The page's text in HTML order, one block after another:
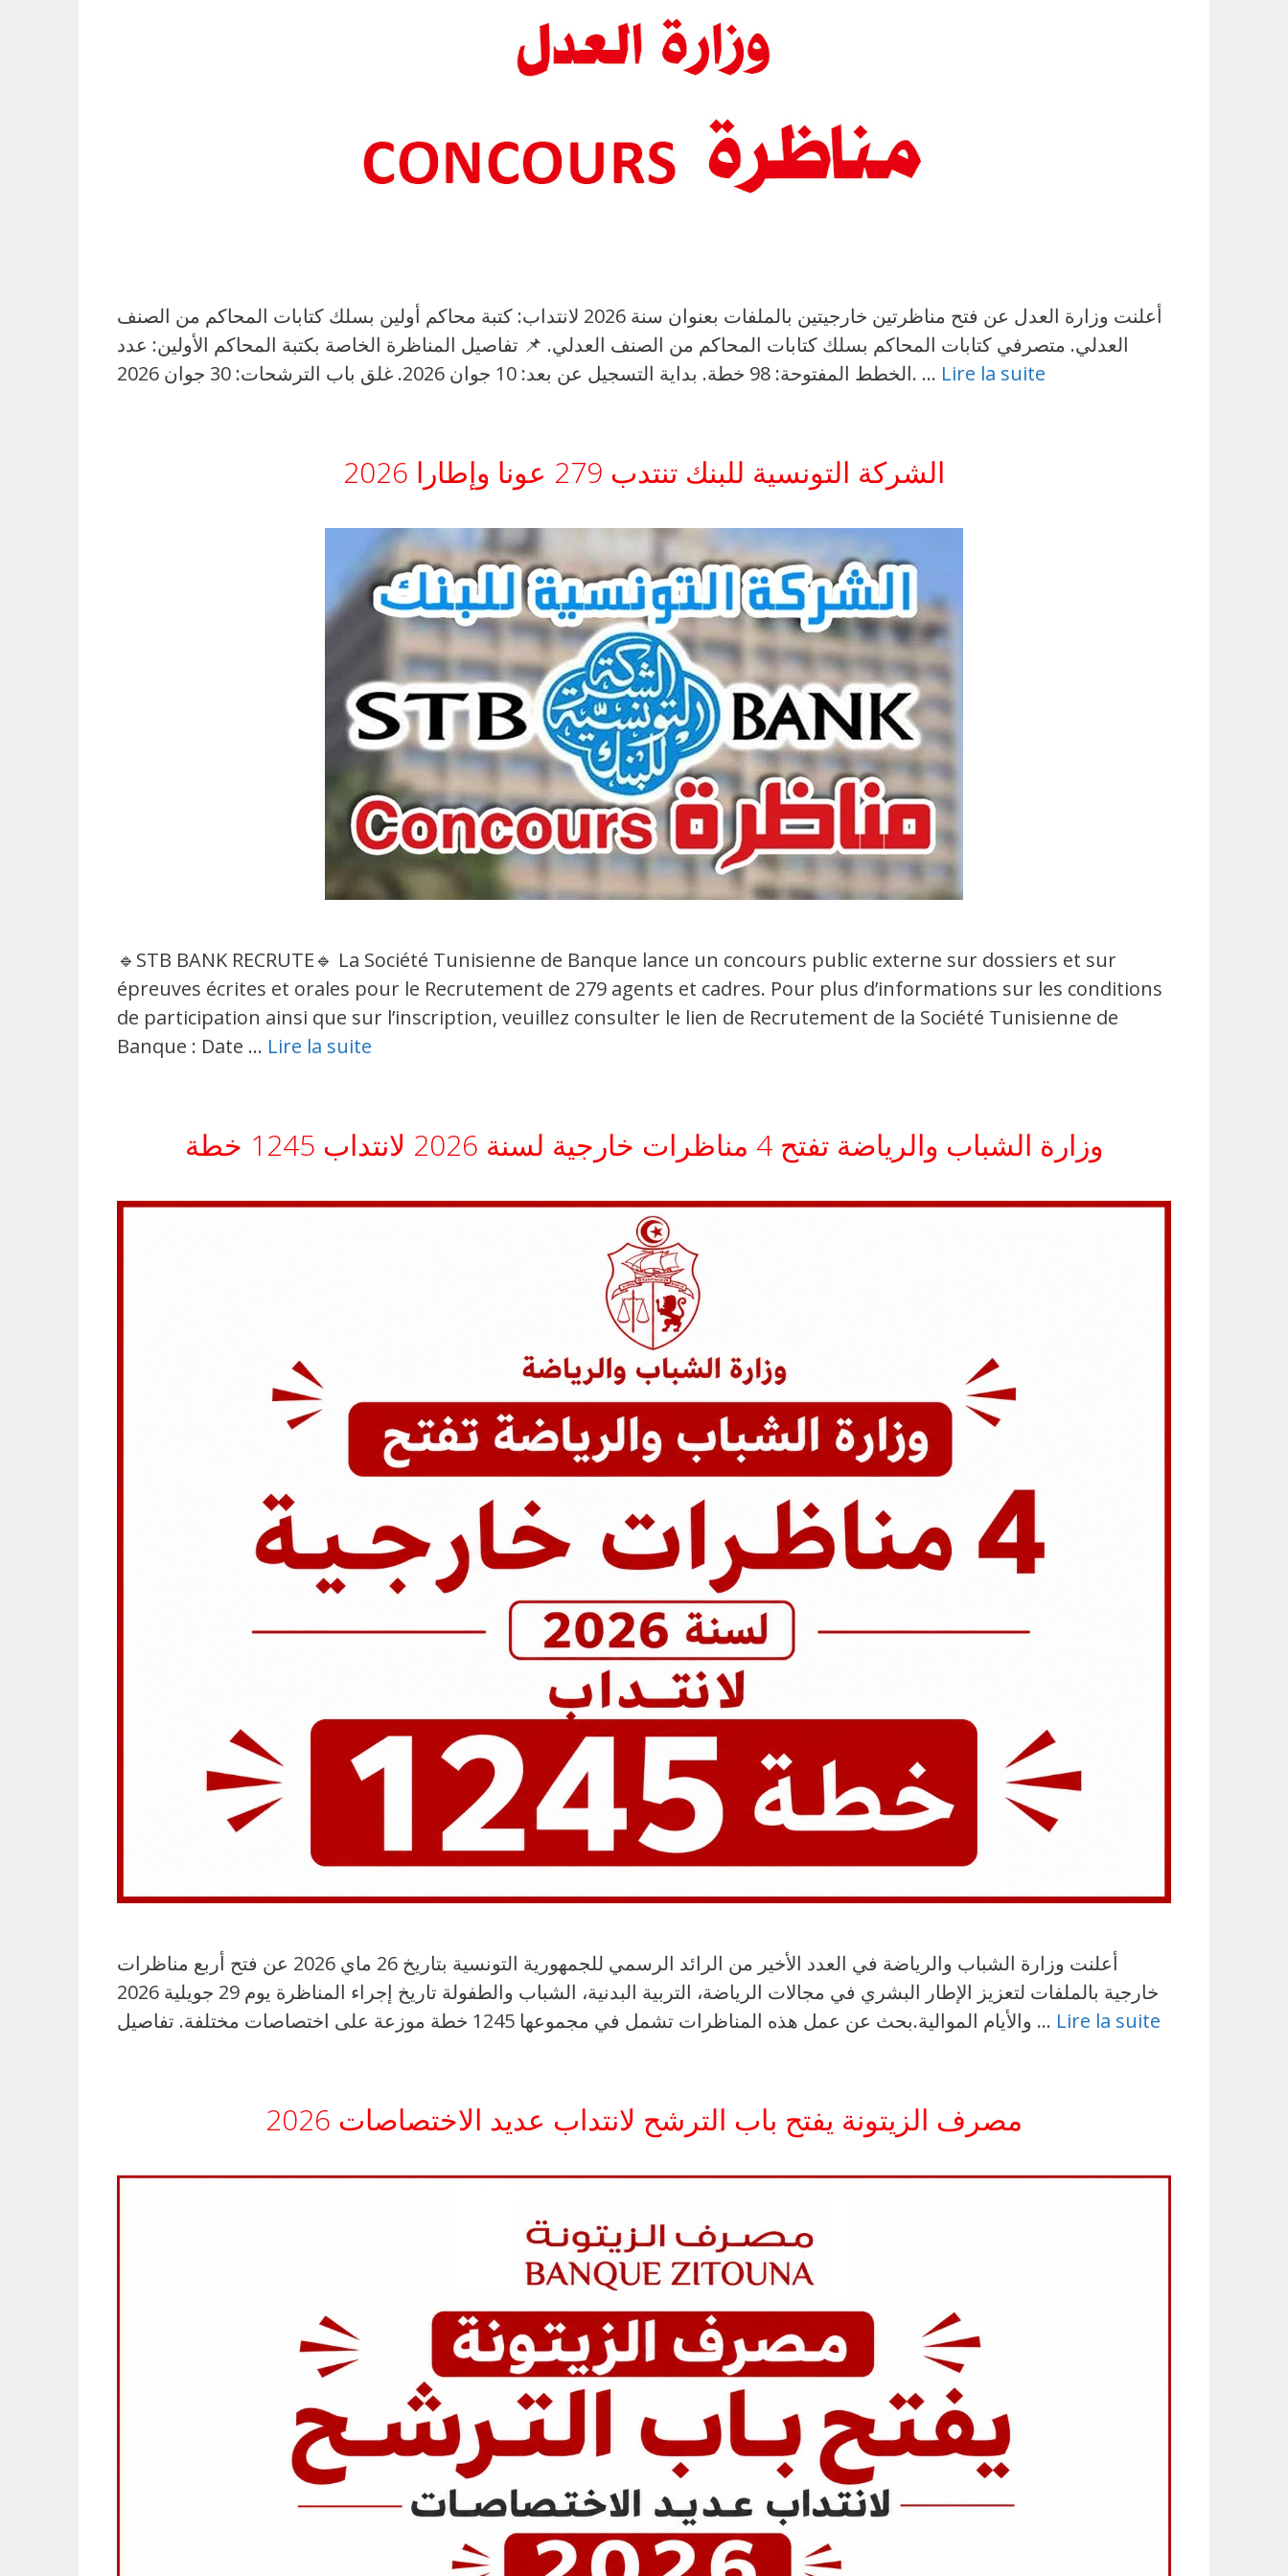
أعلنت وزارة العدل عن فتح مناظرتين خارجيتين بالملفات بعنوان سنة 2026 لانتداب: كتبة محاكم أولين بسلك كتابات المحاكم من الصنف
العدلي. متصرفي كتابات المحاكم بسلك كتابات المحاكم من الصنف العدلي. 📌 تفاصيل المناظرة الخاصة بكتبة المحاكم الأولين: عدد
الخطط المفتوحة: 98 خطة. بداية التسجيل عن بعد: 10 جوان 2026. غلق باب الترشحات: 30 جوان 2026. … Lire la suite
الشركة التونسية للبنك تنتدب 279 عونا وإطارا 2026
🔹STB BANK RECRUTE🔹 La Société Tunisienne de Banque lance un concours public externe sur dossiers et sur
épreuves écrites et orales pour le Recrutement de 279 agents et cadres. Pour plus d’informations sur les conditions
de participation ainsi que sur l’inscription, veuillez consulter le lien de Recrutement de la Société Tunisienne de
Banque : Date … Lire la suite
وزارة الشباب والرياضة تفتح 4 مناظرات خارجية لسنة 2026 لانتداب 1245 خطة
أعلنت وزارة الشباب والرياضة في العدد الأخير من الرائد الرسمي للجمهورية التونسية بتاريخ 26 ماي 2026 عن فتح أربع مناظرات
خارجية بالملفات لتعزيز الإطار البشري في مجالات الرياضة، التربية البدنية، الشباب والطفولة تاريخ إجراء المناظرة يوم 29 جويلية 2026
والأيام الموالية.بحث عن عمل هذه المناظرات تشمل في مجموعها 1245 خطة موزعة على اختصاصات مختلفة. تفاصيل … Lire la suite
مصرف الزيتونة يفتح باب الترشح لانتداب عديد الاختصاصات 2026